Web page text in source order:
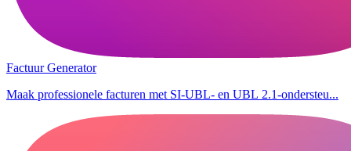
Factuur Generator
Maak professionele facturen met SI-UBL- en UBL 2.1-ondersteu...